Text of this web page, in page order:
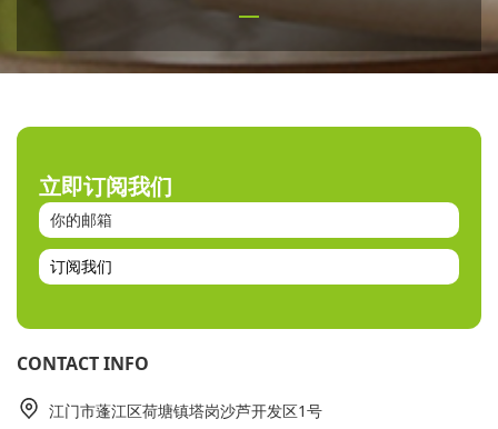
立即订阅我们
订阅我们
CONTACT INFO
江门市蓬江区荷塘镇塔岗沙芦开发区1号